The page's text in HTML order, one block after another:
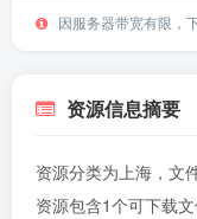
因服务器带宽有限，
资源信息摘要
资源分类为上海，文
资源包含1个可下载